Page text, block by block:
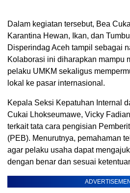
Dalam kegiatan tersebut, Bea
Karantina Hewan, Ikan, dan
Disperindag Aceh tampil sebagai
Kolaborasi ini diharapkan mampu
pelaku UMKM sekaligus
lokal ke pasar internasional.
Kepala Seksi Kepatuhan Internal
Cukai Lhokseumawe, Vicky
terkait tata cara pengisian
(PEB). Menurutnya, pemahaman
agar pelaku usaha dapat
dengan benar dan sesuai